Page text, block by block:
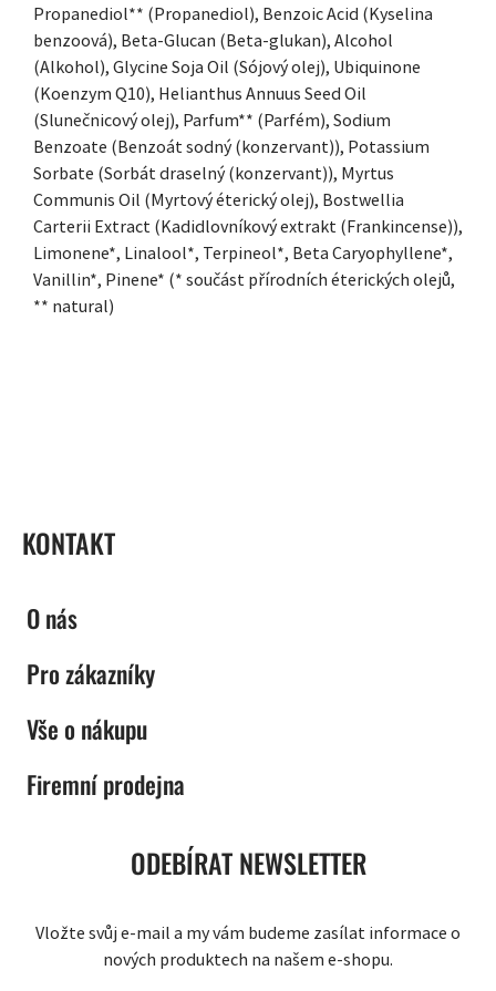
Propanediol** (Propanediol), Benzoic Acid (Kyselina
benzoová), Beta-Glucan (Beta-glukan), Alcohol
(Alkohol), Glycine Soja Oil (Sójový olej), Ubiquinone
(Koenzym Q10), Helianthus Annuus Seed Oil
(Slunečnicový olej), Parfum** (Parfém), Sodium
Benzoate (Benzoát sodný (konzervant)), Potassium
Sorbate (Sorbát draselný (konzervant)), Myrtus
Communis Oil (Myrtový éterický olej), Bostwellia
Carterii Extract (Kadidlovníkový extrakt (Frankincense)),
Limonene*, Linalool*, Terpineol*, Beta Caryophyllene*,
Vanillin*, Pinene* (* součást přírodních éterických olejů,
** natural)
KONTAKT
O nás
Pro zákazníky
Vše o nákupu
Firemní prodejna
ODEBÍRAT NEWSLETTER
Vložte svůj e-mail a my vám budeme zasílat informace o
nových produktech na našem e-shopu.